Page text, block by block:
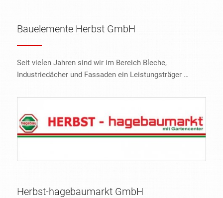
Bauelemente Herbst GmbH
Seit vielen Jahren sind wir im Bereich Bleche,
Industriedächer und Fassaden ein Leistungsträger …
Herbst-hagebaumarkt GmbH